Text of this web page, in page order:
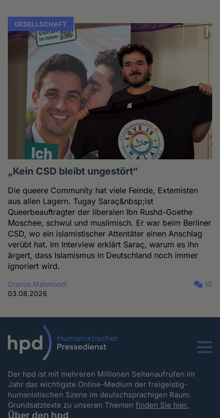
GESELLSCHAFT
„Kein CSD bleibt ungestört“
Die queere Community hat viele Feinde, Extemisten
aus allen Lagern. Tugay Saraç&nbsp;ist
Queerbeauftragter der liberalen Ibn Rushd-Goethe
Moschee, schwul und muslimisch. Er war beim Berliner
CSD, wo ein islamistischer Attentäter einen Anschlag
verübt hat. Im Interview erklärt Saraç, warum es ihn
ärgert, dass Islamismus in Deutschland noch immer
ignoriert wird.
Oranus Mahmoodi
03.08.2026
10
Menu
Der hpd ist mit mehreren Millionen Seitenaufrufen im
Jahr das wichtigste Online-Medium der freigeistig-
humanistischen Szene im deutschsprachigen Raum.
Grundsatztexte zu unseren Themenfinden Sie hier.
Über den hpd